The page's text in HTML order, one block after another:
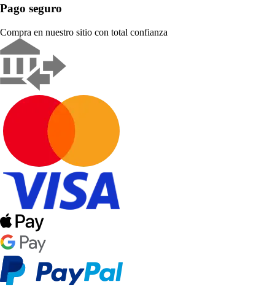
Pago seguro
Compra en nuestro sitio con total confianza